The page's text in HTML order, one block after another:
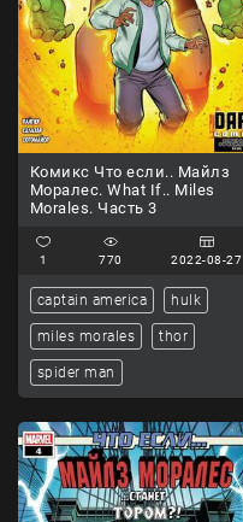
Комикс Что если.. Майлз
Моралес. What If.. Miles
Morales. Часть 3
1 770 2022-08-27
captain america hulk
miles morales thor
spider man